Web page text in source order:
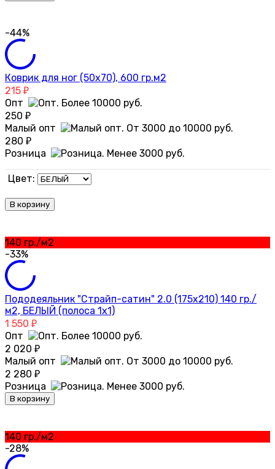
-44%
Коврик для ног (50х70), 600 гр.м2
215 ₽
Опт
250 ₽
Малый опт
280 ₽
Розница
Цвет:
В корзину
140 гр./м2
-33%
Пододеяльник "Страйп-сатин" 2.0 (175х210) 140 гр./
м2, БЕЛЫЙ (полоса 1х1)
1 550 ₽
Опт
2 020 ₽
Малый опт
2 280 ₽
Розница
В корзину
140 гр./м2
-28%